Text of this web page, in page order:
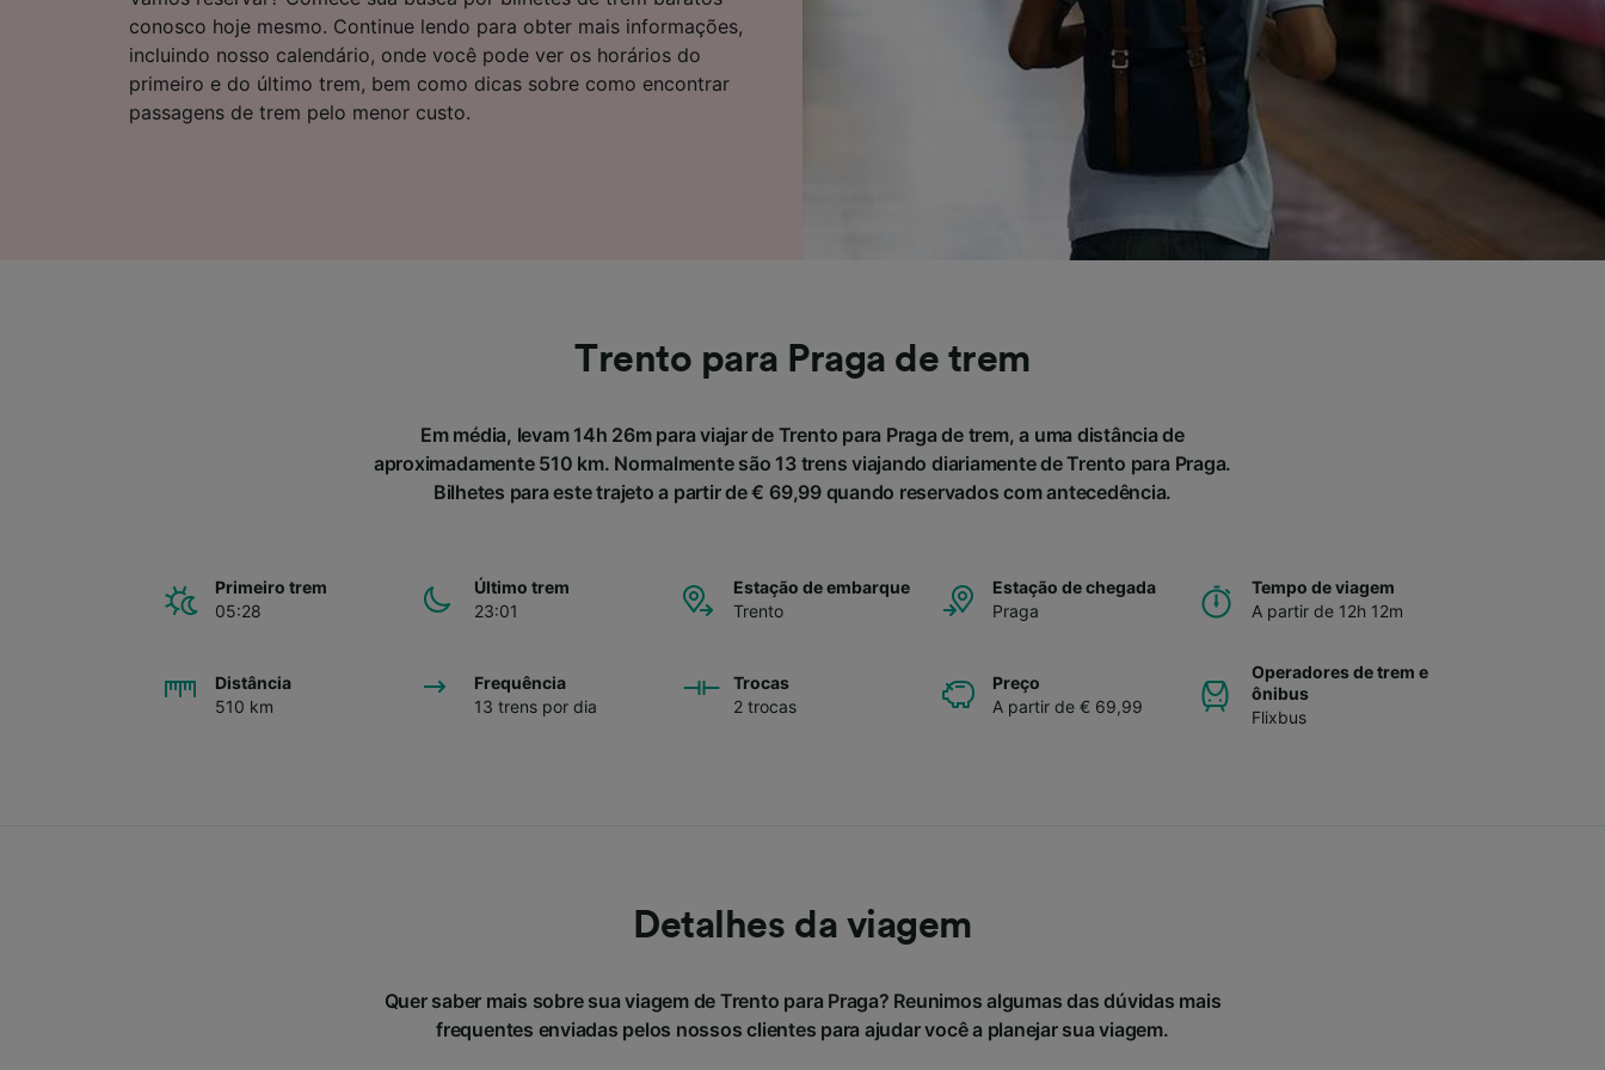
conosco hoje mesmo. Continue lendo para obter mais informações,
incluindo nosso calendário, onde você pode ver os horários do
primeiro e do último trem, bem como dicas sobre como encontrar
passagens de trem pelo menor custo.
Trento para Praga de trem
Em média, levam 14h 26m para viajar de Trento para Praga de trem, a uma distância de
aproximadamente 510 km. Normalmente são 13 trens viajando diariamente de Trento para Praga.
Bilhetes para este trajeto a partir de € 69,99 quando reservados com antecedência.
Primeiro trem
05:28
Último trem
23:01
Estação de embarque
Trento
Estação de chegada
Praga
Tempo de viagem
A partir de 12h 12m
Distância
510 km
Frequência
13 trens por dia
Trocas
2 trocas
Preço
A partir de € 69,99
Operadores de trem e
ônibus
Flixbus
Detalhes da viagem
Quer saber mais sobre sua viagem de Trento para Praga? Reunimos algumas das dúvidas mais
frequentes enviadas pelos nossos clientes para ajudar você a planejar sua viagem.
Lista de parceiros (fornecedores)